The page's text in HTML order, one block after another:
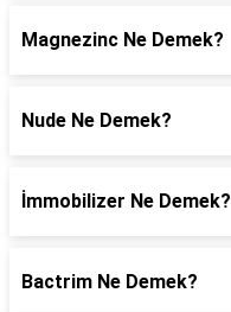
Magnezinc Ne Demek?
Nude Ne Demek?
İmmobilizer Ne Demek?
Bactrim Ne Demek?